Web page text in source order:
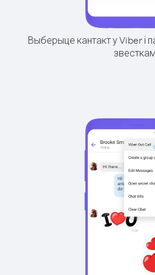
Выберыце кантакт у Viber і